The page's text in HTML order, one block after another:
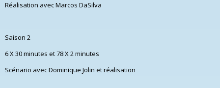
Réalisation avec Marcos DaSilva
Saison 2
6 X 30 minutes et 78 X 2 minutes
Scénario avec Dominique Jolin et réalisation